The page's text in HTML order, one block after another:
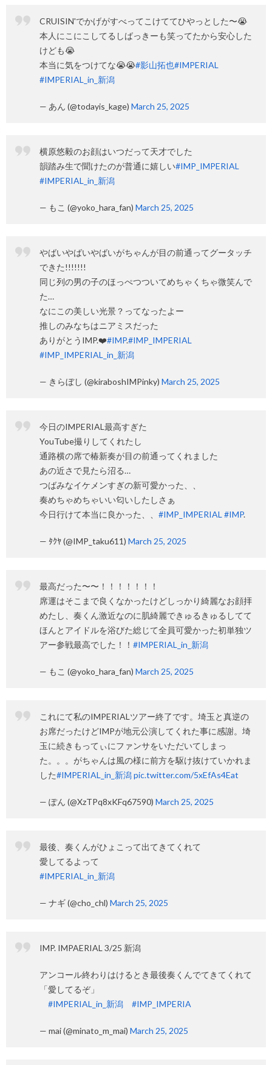
CRUISIN'でかげがすべってこけててひやっとした〜😭
本人にこにこしてるしばっきーも笑ってたから安心した
けども😭
本当に気をつけてな😭😭#影山拓也#IMPERIAL
#IMPERIAL_in_新潟
— あん (@todayis_kage) March 25, 2025
横原悠毅のお顔はいつだって天才でした
韻踏み生で聞けたのが普通に嬉しい#IMP_IMPERIAL
#IMPERIAL_in_新潟
— もこ (@yoko_hara_fan) March 25, 2025
やばいやばいやばいがちゃんが目の前通ってグータッチ
できた!!!!!!!
同じ列の男の子のほっぺつついてめちゃくちゃ微笑んで
た…
なにこの美しい光景？ってなったよー
推しのみなちはニアミスだった
ありがとうIMP.❤️#IMP.#IMP_IMPERIAL
#IMP_IMPERIAL_in_新潟
— きらぼし (@kiraboshIMPinky) March 25, 2025
今日のIMPERIAL最高すぎた
YouTube撮りしてくれたし
通路横の席で椿新奏が目の前通ってくれました
あの近さで見たら沼る…
つばみなイケメンすぎの新可愛かった、、
奏めちゃめちゃいい匂いしたしさぁ
今日行けて本当に良かった、、 #IMP_IMPERIAL #IMP.
— ﾀｸﾔ (@IMP_taku611) March 25, 2025
最高だった〜〜！！！！！！！
席運はそこまで良くなかったけどしっかり綺麗なお顔拝
めたし、奏くん激近なのに肌綺麗できゅるきゅるしてて
ほんとアイドルを浴びた総じて全員可愛かった初単独ツ
アー参戦最高でした！！ #IMPERIAL_in_新潟
— もこ (@yoko_hara_fan) March 25, 2025
これにて私のIMPERIALツアー終了です。埼玉と真逆の
お席だったけどIMPが地元公演してくれた事に感謝。埼
玉に続きもってぃにファンサをいただいてしまっ
た。。。がちゃんは風の様に前方を駆け抜けていかれま
した#IMPERIAL_in_新潟pic.twitter.com/5xEfAs4Eat
— ぽん (@XzTPq8xKFq67590) March 25, 2025
最後、奏くんがひょこって出てきてくれて
愛してるよって
#IMPERIAL_in_新潟
— ナギ (@cho_chl) March 25, 2025
IMP. IMPAERIAL 3/25 新潟
アンコール終わりはけるとき最後奏くんでてきてくれて
「愛してるぞ」
#IMPERIAL_in_新潟
#IMP_IMPERIA
— mai (@minato_m_mai) March 25, 2025